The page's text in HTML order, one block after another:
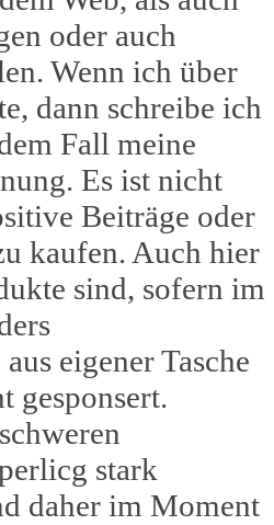
oder auch
Wenn ich über
dann schreibe ich
Fall meine
Es ist nicht
Beiträge oder
kaufen. Auch hier
sind, sofern im
eigener Tasche
gesponsert.
stark
daher im Moment